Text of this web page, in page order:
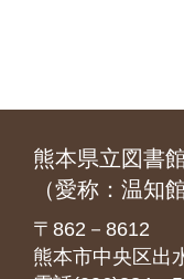
熊本県立図書
（愛称：温知館
〒862－8612
熊本市中央区出